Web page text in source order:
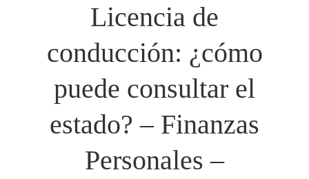
Licencia de
conducción: ¿cómo
puede consultar el
estado? – Finanzas
Personales –